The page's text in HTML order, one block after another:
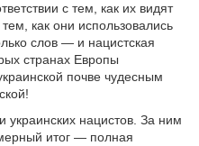
с тем, как их видят
как они использовались
слов — и нацистская
странах Европы
почве чудесным
украинских нацистов. За ним
итог — полная